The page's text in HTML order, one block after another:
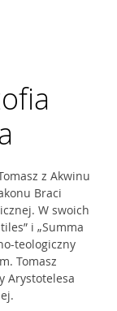
z Akwinu
Braci
W swoich
i „Summa
teologiczny
Tomasz
Arystotelesa